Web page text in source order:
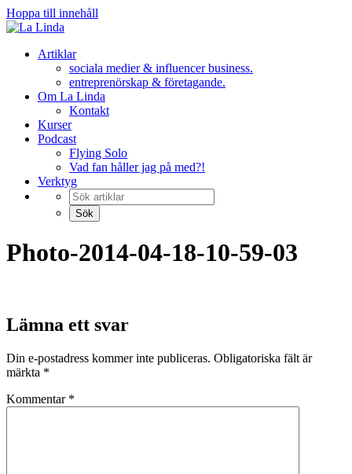
Hoppa till innehåll
Artiklar
sociala medier & influencer business.
entreprenörskap & företagande.
Om La Linda
Kontakt
Kurser
Podcast
Flying Solo
Vad fan håller jag på med?!
Verktyg
Photo-2014-04-18-10-59-03
Lämna ett svar
Din e-postadress kommer inte publiceras. Obligatoriska fält är
märkta *
Kommentar *